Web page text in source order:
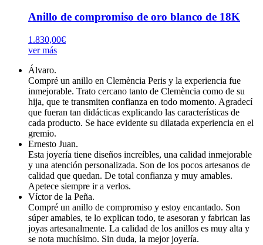
Anillo de compromiso de oro blanco de 18K
1.830,00€
ver más
Álvaro.
Compré un anillo en Clemència Peris y la experiencia fue
inmejorable. Trato cercano tanto de Clemència como de su
hija, que te transmiten confianza en todo momento. Agradecí
que fueran tan didácticas explicando las características de
cada producto. Se hace evidente su dilatada experiencia en el
gremio.
Ernesto Juan.
Esta joyería tiene diseños increíbles, una calidad inmejorable
y una atención personalizada. Son de los pocos artesanos de
calidad que quedan. De total confianza y muy amables.
Apetece siempre ir a verlos.
Víctor de la Peña.
Compré un anillo de compromiso y estoy encantado. Son
súper amables, te lo explican todo, te asesoran y fabrican las
joyas artesanalmente. La calidad de los anillos es muy alta y
se nota muchísimo. Sin duda, la mejor joyería.